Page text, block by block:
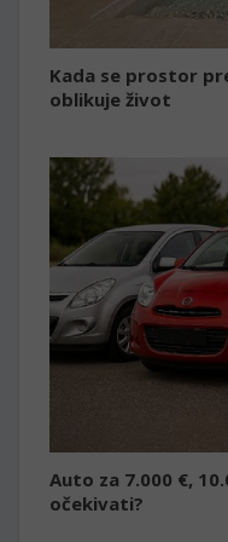
Kada se prostor
oblikuje život
Auto za 7.000 €,
očekivati?